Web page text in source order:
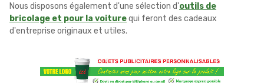
Nous disposons également d'une sélection d'outils de
bricolage et pour la voiturequi feront des cadeaux
d'entreprise originaux et utiles.